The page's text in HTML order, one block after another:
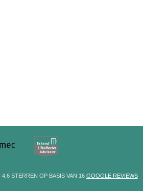
4,6STERREN OP BASIS VAN 16 GOOGLE REVIEWS